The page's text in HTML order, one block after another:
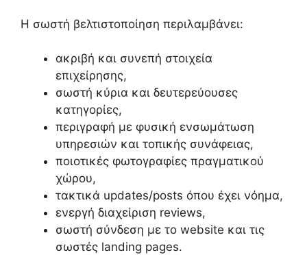
Η σωστή βελτιστοποίηση περιλαμβάνει:
ακριβή και συνεπή στοιχεία
επιχείρησης,
σωστή κύρια και δευτερεύουσες
κατηγορίες,
περιγραφή με φυσική ενσωμάτωση
υπηρεσιών και τοπικής συνάφειας,
ποιοτικές φωτογραφίες πραγματικού
χώρου,
τακτικά updates/posts όπου έχει νόημα,
ενεργή διαχείριση reviews,
σωστή σύνδεση με το website και τις
σωστές landing pages.